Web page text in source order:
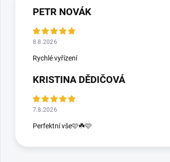
PETR NOVÁK
8.8.2026
Rychlé vyřízení
KRISTINA DĚDIČOVÁ
7.8.2026
Perfektní vše🩷☘️🩷